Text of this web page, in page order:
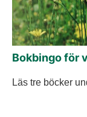
Bokbingo för
Läs tre böcker